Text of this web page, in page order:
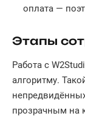
оплата —
Этапы
Работа с
алгоритму.
прозрачным на